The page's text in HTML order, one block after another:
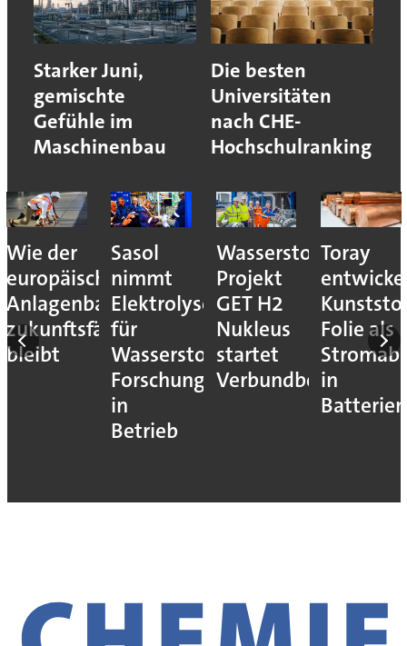
Starker Juni,
gemischte
Gefühle im
Maschinenbau
Die besten
Universitäten
nach CHE-
Hochschulranking
Wie der
europäische
Anlagenbau
zukunftsfähig
bleibt
Sasol
nimmt
Elektrolyseur
für
Wasserstoff-
Forschung
in
Betrieb
Wasserstoff-
Projekt
GET H2
Nukleus
startet
Verbundbetrieb
Toray
Folie als
in
Batterien